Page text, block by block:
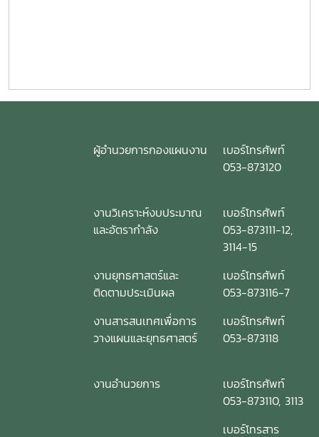
ผู้อำนวยการกองแผนงาน
เบอร์โทรศัพท์
053-873120
งานวิเคราะห์งบประมาณ
และอัตรากำลัง
เบอร์โทรศัพท์
053-873111-12,
3114-15
งานยุทธศาสตร์และ
ติดตามประเมินผล
เบอร์โทรศัพท์
053-873116-7
งานสารสนเทศเพื่อการ
วางแผนและยุทธศาสตร์
เบอร์โทรศัพท์
053-873118
งานอำนวยการ
เบอร์โทรศัพท์
053-873110, 3113
เบอร์โทรสาร